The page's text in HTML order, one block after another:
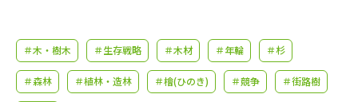
大学で学びたい学問発見
学問のミニ講義「夢ナビ講義」 学問分野解説
＃木・樹木 ＃生存戦略 ＃木材 ＃年輪 ＃杉
＃森林 ＃植林・造林 ＃檜(ひのき) ＃競争 ＃街路樹